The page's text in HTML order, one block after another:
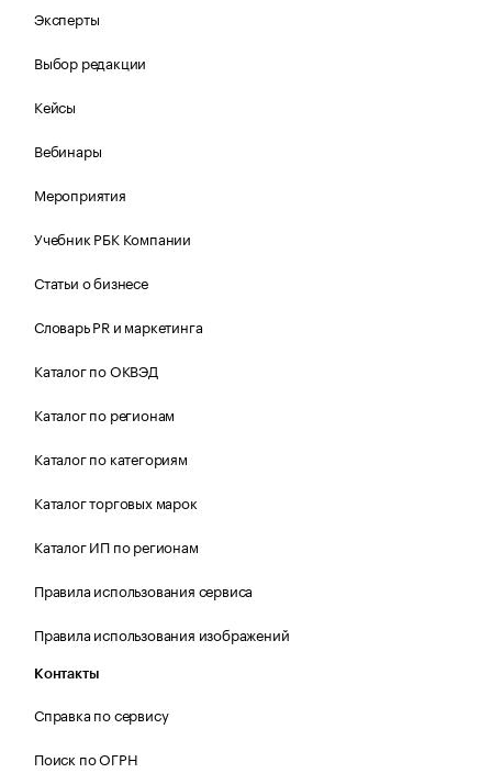
Эксперты
Выбор редакции
Кейсы
Вебинары
Мероприятия
Учебник РБК Компании
Статьи о бизнесе
Словарь PR и маркетинга
Каталог по ОКВЭД
Каталог по регионам
Каталог по категориям
Каталог торговых марок
Каталог ИП по регионам
Правила использования сервиса
Правила использования изображений
Контакты
Справка по сервису
Поиск по ОГРН